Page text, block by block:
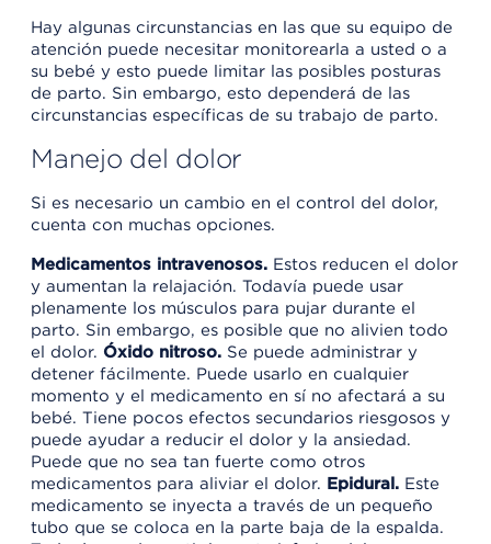
Hay algunas circunstancias en las que su equipo de
atención puede necesitar monitorearla a usted o a
su bebé y esto puede limitar las posibles posturas
de parto. Sin embargo, esto dependerá de las
circunstancias específicas de su trabajo de parto.
Manejo del dolor
Si es necesario un cambio en el control del dolor,
cuenta con muchas opciones.
Medicamentos intravenosos. Estos reducen el dolor
y aumentan la relajación. Todavía puede usar
plenamente los músculos para pujar durante el
parto. Sin embargo, es posible que no alivien todo
el dolor. Óxido nitroso. Se puede administrar y
detener fácilmente. Puede usarlo en cualquier
momento y el medicamento en sí no afectará a su
bebé. Tiene pocos efectos secundarios riesgosos y
puede ayudar a reducir el dolor y la ansiedad.
Puede que no sea tan fuerte como otros
medicamentos para aliviar el dolor. Epidural. Este
medicamento se inyecta a través de un pequeño
tubo que se coloca en la parte baja de la espalda.